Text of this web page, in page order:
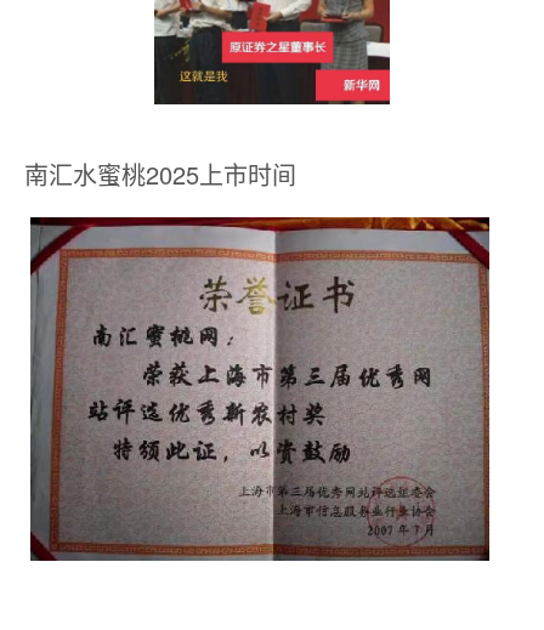
南汇水蜜桃2025上市时间